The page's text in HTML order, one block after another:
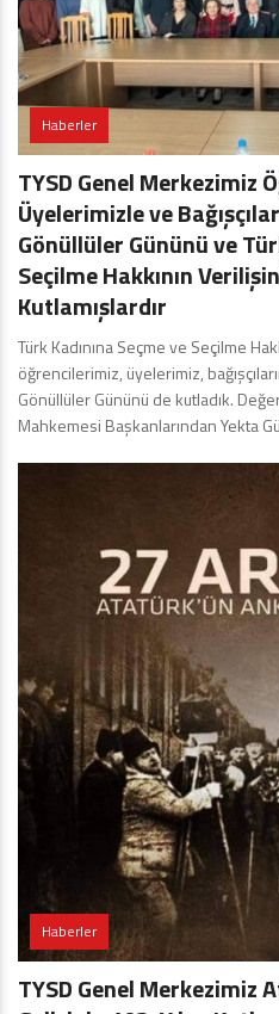
Haberler
TYSD Genel Merkezimiz
Üyelerimizle ve
Gönüllüler Gününü ve
Seçilme Hakkının
Kutlamışlardır
Türk Kadınına Seçme ve Seçilme
öğrencilerimiz, üyelerimiz,
Gönüllüler Gününü de kutladık.
Mahkemesi Başkanlarından Yekta
Haberler
TYSD Genel Merkezimiz